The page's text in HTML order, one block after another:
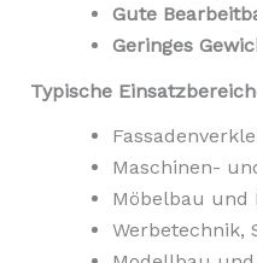
Gute
Geringes
Typische
Maschinen-
Möbelbau und
Werbetechnik,